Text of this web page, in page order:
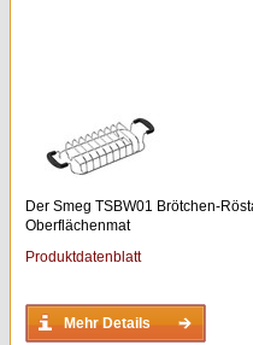
Der Smeg TSBW01 Brötchen-
Oberflächenmat
Produktdatenblatt
Mehr Details